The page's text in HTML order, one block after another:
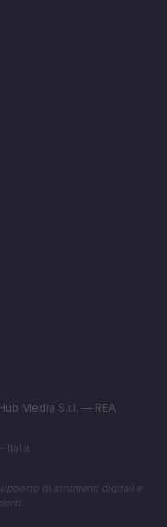
Media S.r.l. — REA
Italia
di strumenti digitali e